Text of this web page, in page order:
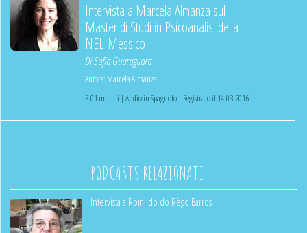
Intervista a Marcela Almanza sul
Master di Studi in Psicoanalisi della
NEL-Messico
DiSofia Guaraguara
Autore: Marcela Almanza
3:01 minuti | Audio in Spagnolo | Registrato il 14.03.2016
PODCASTS RELAZIONATI
Intervista a Romildo do Règo Barros